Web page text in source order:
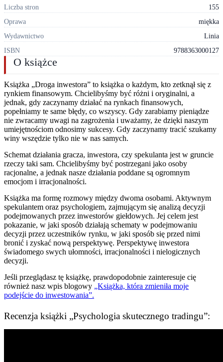
Liczba stron
155
Oprawa
miękka
Wydawnictwo
Linia
ISBN
9788363000127
O książce
Książka „Droga inwestora” to książka o każdym, kto zetknął się z
rynkiem finansowym. Chcielibyśmy być różni i oryginalni, a
jednak, gdy zaczynamy działać na rynkach finansowych,
popełniamy te same błędy, co wszyscy. Gdy zarabiamy pieniądze
nie zwracamy uwagi na zagrożenia i uważamy, że dzięki naszym
umiejętnościom odnosimy sukcesy. Gdy zaczynamy tracić szukamy
winy wszędzie tylko nie w nas samych.
Schemat działania gracza, inwestora, czy spekulanta jest w gruncie
rzeczy taki sam. Chcielibyśmy być postrzegani jako osoby
racjonalne, a jednak nasze działania poddane są ogromnym
emocjom i irracjonalności.
Książka ma formę rozmowy między dwoma osobami. Aktywnym
spekulantem oraz psychologiem, zajmującym się analizą decyzji
podejmowanych przez inwestorów giełdowych. Jej celem jest
pokazanie, w jaki sposób działają schematy w podejmowaniu
decyzji przez uczestników rynku, w jaki sposób się przed nimi
bronić i zyskać nową perspektywę. Perspektywę inwestora
świadomego swych ułomności, irracjonalności i nielogicznych
decyzji.
Jeśli przeglądasz tę książkę, prawdopodobnie zainteresuje cię
również nasz wpis blogowy „Książka, która zmieniła moje
podejście do inwestowania”.
Recenzja książki „Psychologia skutecznego tradingu”: